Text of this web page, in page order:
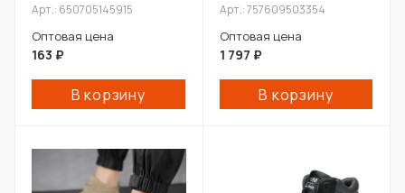
Арт.: 650705145915
Оптовая цена
163 ₽
В корзину
Арт.: 757609503354
Оптовая цена
1 797 ₽
В корзину